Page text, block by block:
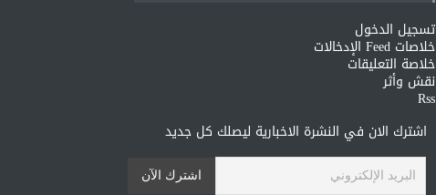
تسجيل الدخول
خلاصات Feed الإدخالات
خلاصة التعليقات
نقش وأثر
Rss
اشترك الان في النشرة الاخبارية ليصلك كل جديد